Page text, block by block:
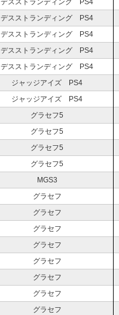
デスストランディング PS4
デスストランディング PS4
デスストランディング PS4
デスストランディング PS4
デスストランディング PS4
ジャッジアイズ PS4
ジャッジアイズ PS4
グラセフ5
グラセフ5
グラセフ5
グラセフ5
MGS3
グラセフ
グラセフ
グラセフ
グラセフ
グラセフ
グラセフ
グラセフ
グラセフ